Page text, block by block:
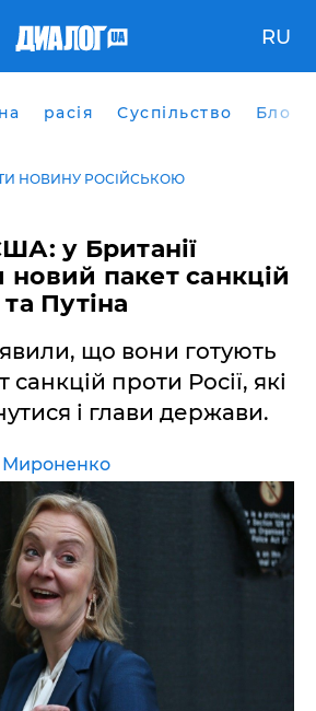
RU
расія Суспільство Блоги
НОВИНУ РОСІЙСЬКОЮ
у Британії
новий пакет санкцій
Путіна
що вони готують
проти Росії, які
і глави держави.